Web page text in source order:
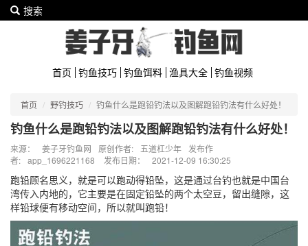
搜索
首页 钓鱼技巧 钓鱼饵料 渔具大全 钓鱼视频
首页 野钓技巧 钓鱼什么是跑铅钓法以及图解跑铅钓法有什么好处！
钓鱼什么是跑铅钓法以及图解跑铅钓法有什么好处！
来源： 姜子牙钓鱼网 原创作者: 五道杠少年
发布作
者: app_1696221168 发布日期： 2021-12-09 16:30:25
跑铅顾名思义，就是可以跑动得铅坠，这是通过台钓也就是中国台
湾传入内地的，它主要是在固定铅坠的两个太空豆，留出缝隙，这
样铅球便有移动空间，所以就叫跑铅！